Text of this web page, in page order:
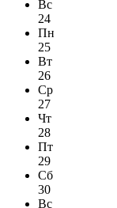
Вс
24
Пн
25
Вт
26
Ср
27
Чт
28
Пт
29
Сб
30
Вс